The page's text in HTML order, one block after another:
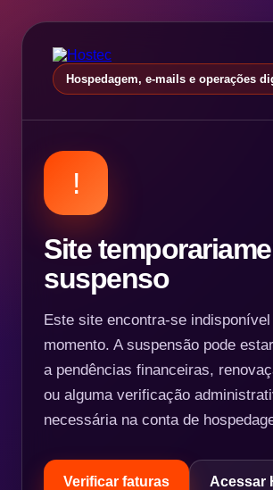
Hospedagem, e-mails e operações
!
Site
suspenso
Este site encontra-se indisponível
momento. A suspensão pode
a pendências financeiras,
ou alguma verificação
necessária na conta de
Verificar faturas Acessar